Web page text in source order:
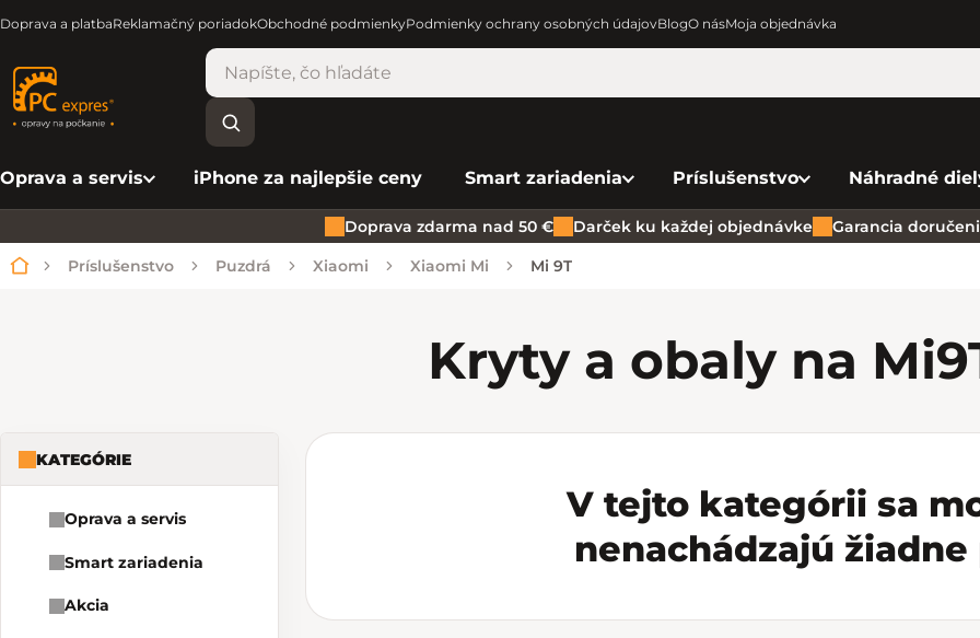
Doprava a platbaReklamačný poriadokObchodné podmienkyPodmienky ochrany osobných údajovBlogO násMoja objednávka
Oprava a servis iPhone za najlepšie ceny Smart zariadenia Príslušenstvo Náhradné
Doprava zdarma nad 50 € Darček ku každej objednávke Garancia
Domov
Príslušenstvo Puzdrá Xiaomi Xiaomi Mi Mi 9T
Kryty a obaly na Mi
Bočný panel
KATEGÓRIE
Oprava a servis
Smart zariadenia
Akcia
V tejto kategórii sa
nenachádzajú